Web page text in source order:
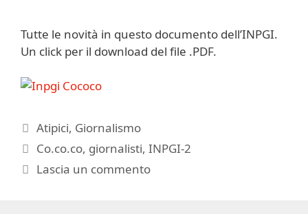
Tutte le novità in questo documento dell’INPGI.
Un click per il download del file .PDF.
Categorie
Atipici, Giornalismo
Tag
Co.co.co, giornalisti,INPGI-2
Lascia un commento